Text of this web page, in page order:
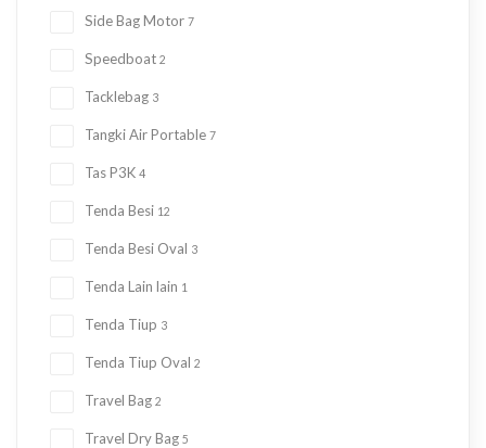
Side Bag Motor 7
Speedboat 2
Tacklebag 3
Tangki Air Portable 7
Tas P3K 4
Tenda Besi 12
Tenda Besi Oval 3
Tenda Lain lain 1
Tenda Tiup 3
Tenda Tiup Oval 2
Travel Bag 2
Travel Dry Bag 5